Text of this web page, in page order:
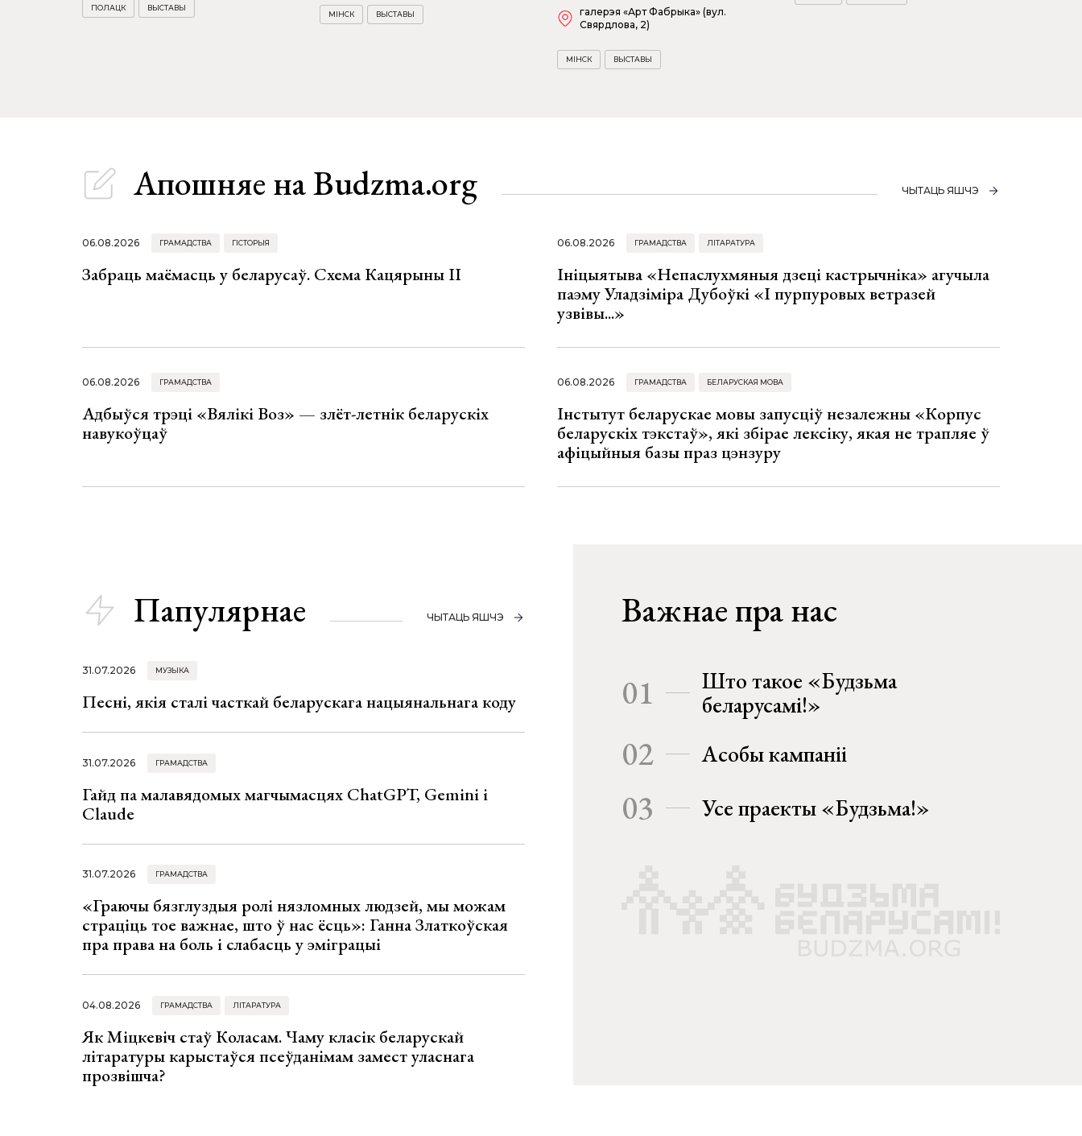
ПОЛАЦК ВЫСТАВЫ
МІНСК ВЫСТАВЫ
галерэя «Арт Фабрыка» (вул.
Свярдлова, 2)
МІНСК ВЫСТАВЫ
Апошняе на Budzma.org ЧЫТАЦЬ ЯШЧЭ
06.08.2026 ГРАМАДСТВА ГІСТОРЫЯ
Забраць маёмасць у беларусаў. Схема Кацярыны ІІ
06.08.2026 ГРАМАДСТВА ЛІТАРАТУРА
Ініцыятыва «Непаслухмяныя дзеці кастрычніка» агучыла
паэму Уладзіміра Дубоўкі «І пурпуровых ветразей
узвівы...»
06.08.2026 ГРАМАДСТВА
Адбыўся трэці «Вялікі Воз» — злёт-летнік беларускіх
навукоўцаў
06.08.2026 ГРАМАДСТВА БЕЛАРУСКАЯ МОВА
Інстытут беларускае мовы запусціў незалежны «Корпус
беларускіх тэкстаў», які збірае лексіку, якая не трапляе ў
афіцыйныя базы праз цэнзуру
Папулярнае ЧЫТАЦЬ ЯШЧЭ
31.07.2026 МУЗЫКА
Песні, якія сталі часткай беларускага нацыянальнага коду
31.07.2026 ГРАМАДСТВА
Гайд па малавядомых магчымасцях ChatGPT, Gemini і
Claude
31.07.2026 ГРАМАДСТВА
«Граючы бязглуздыя ролі нязломных людзей, мы можам
страціць тое важнае, што ў нас ёсць»: Ганна Златкоўская
пра права на боль і слабасць у эміграцыі
04.08.2026 ГРАМАДСТВА ЛІТАРАТУРА
Як Міцкевіч стаў Коласам. Чаму класік беларускай
літаратуры карыстаўся псеўданімам замест уласнага
прозвішча?
Важнае пра нас
01
Што такое «Будзьма
беларусамі!»
02 Асобы кампаніі
03 Усе праекты «Будзьма!»